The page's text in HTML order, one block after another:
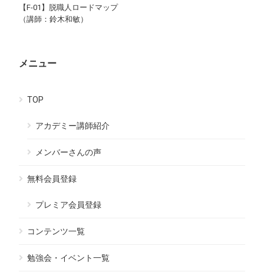
【F-01】脱職人ロードマップ
（講師：鈴木和敏）
メニュー
TOP
アカデミー講師紹介
メンバーさんの声
無料会員登録
プレミア会員登録
コンテンツ一覧
勉強会・イベント一覧